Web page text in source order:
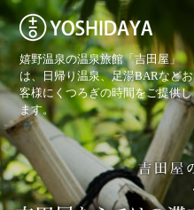
嬉野温泉の温泉旅館「吉田屋」
は、日帰り温泉、足湯BARなどお
客様にくつろぎの時間をご提供し
ます。